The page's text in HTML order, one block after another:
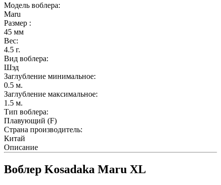
Модель воблера:
Maru
Размер :
45 мм
Вес:
4.5 г.
Вид воблера:
Шэд
Заглубление минимальное:
0.5 м.
Заглубление максимальное:
1.5 м.
Тип воблера:
Плавующий (F)
Страна производитель:
Китай
Описание
Воблер Kosadaka Maru XL